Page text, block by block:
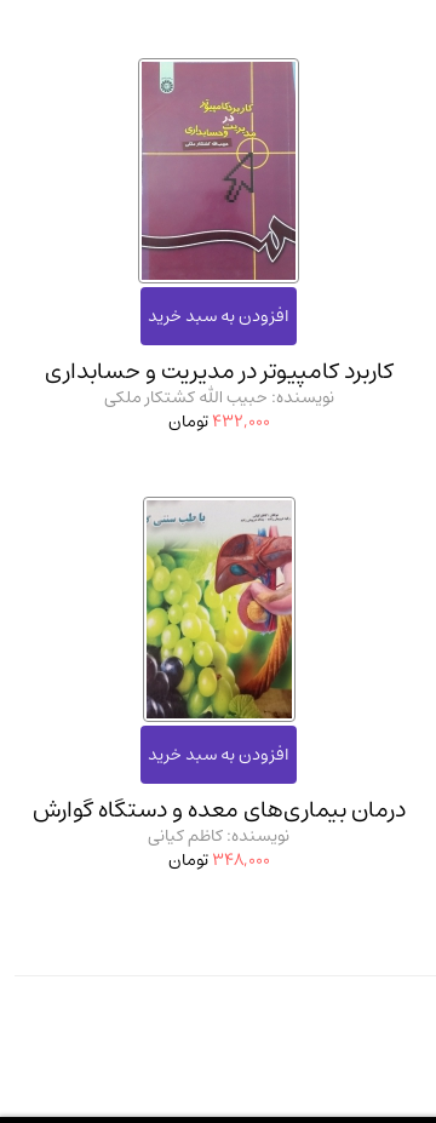
کاربرد کامپیوتر در مدیریت و حسابداری
نویسنده: حبیب الله کشتکار ملکی
432,000تومان
درمان بیماری‌های معده و دستگاه گوارش
نویسنده: کاظم کیانی
348,000تومان